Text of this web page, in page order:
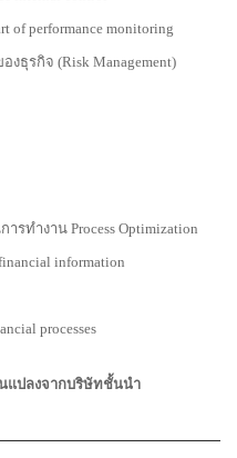
of performance monitoring
ธุรกิจ (Risk Management)
ทำงาน Process Optimization
information
processes
แปลงจากบริษัทชั้นนำ